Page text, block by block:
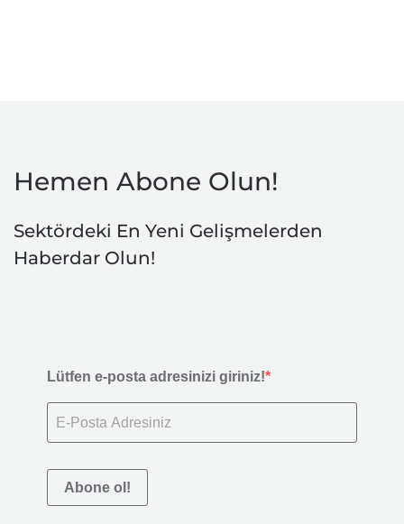
Hemen Abone Olun!
Sektördeki En Yeni Gelişmelerden
Haberdar Olun!
Lütfen e-posta adresinizi giriniz!
Abone ol!